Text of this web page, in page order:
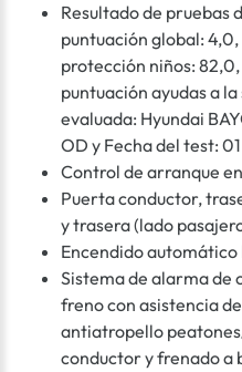
Resultado de pruebas
puntuación global:
protección niños:
puntuación ayudas a
evaluada: Hyundai
OD y Fecha del test:
Control de arranque
Puerta conductor,
y trasera (lado
Encendido
Sistema de alarma de
freno con asistencia
antiatropello
conductor y frenado a